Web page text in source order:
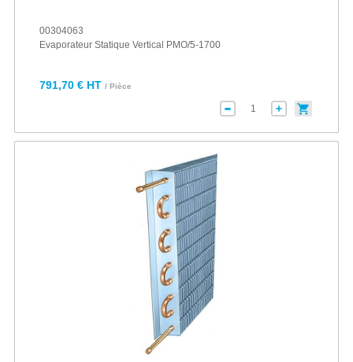
00304063
Evaporateur Statique Vertical PMO/5-1700
791,70 € HT / Pièce